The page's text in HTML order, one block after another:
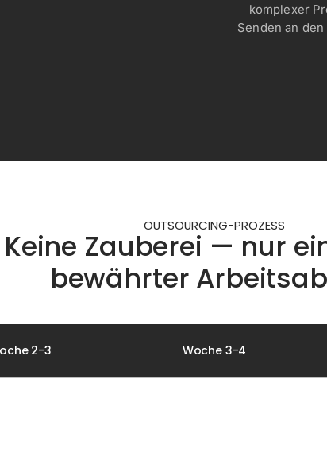
komplexer
Senden an
OUTSOURCING-PROZESS
Keine Zauberei — nur
bewährter
2-3 Woche 3-4